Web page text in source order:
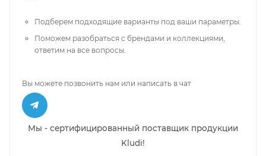
Подберем подходящие варианты под ваши параметры.
Поможем разобраться с брендами и коллекциями,
ответим на все вопросы.
Вы можете позвонить нам или написать в чат
Мы - сертифицированный поставщик продукции
Kludi!